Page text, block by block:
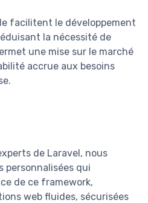
facilitent le développement
la nécessité de
une mise sur le marché
accrue aux besoins
de Laravel, nous
personnalisées qui
de ce framework,
web fluides, sécurisées